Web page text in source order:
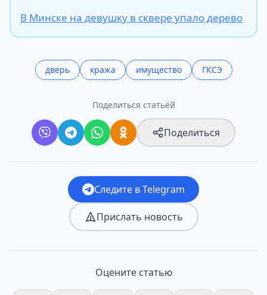
В Минске на девушку в сквере упало дерево
дверь кража имущество ГКСЭ
Поделиться статьёй
Поделиться
Следите в Telegram
Прислать новость
Оцените статью